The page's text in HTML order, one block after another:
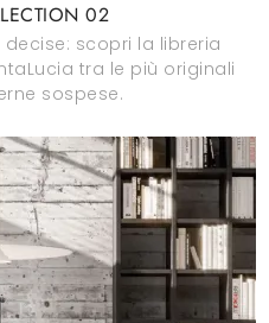
02
scopri la libreria
tra le più originali
sospese.